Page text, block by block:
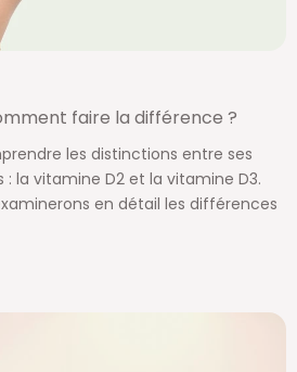
faire la différence ?
les distinctions entre ses
la vitamine D2 et la vitamine D3.
en détail les différences